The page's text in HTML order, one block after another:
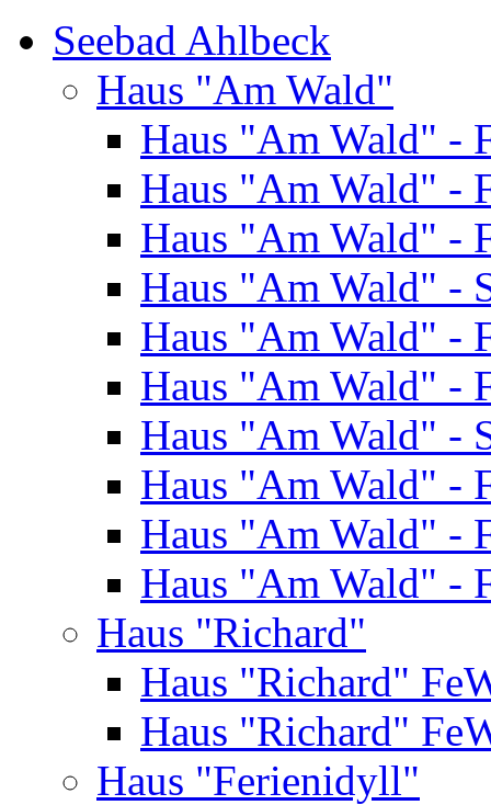
Seebad Ahlbeck
Haus "Am Wald"
Haus "Am Wald" -
Haus "Am Wald" -
Haus "Am Wald" -
Haus "Am Wald" -
Haus "Am Wald" -
Haus "Am Wald" -
Haus "Am Wald" -
Haus "Am Wald" -
Haus "Am Wald" -
Haus "Am Wald" -
Haus "Richard"
Haus "Richard"
Haus "Richard"
Haus "Ferienidyll"